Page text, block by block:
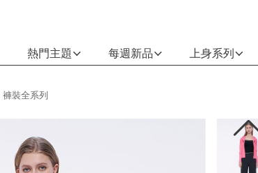
熱門主題 每週新品 上身系列
褲裝全系列